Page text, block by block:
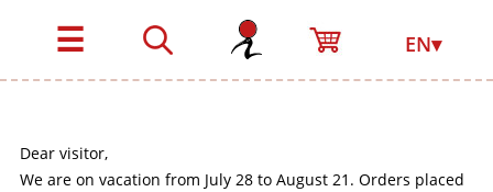
☰ EN▾
Dear visitor,
We are on vacation from July 28 to August 21. Orders placed